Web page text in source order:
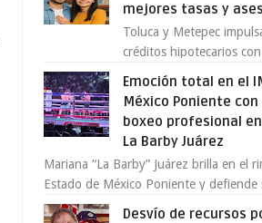
mejores tasas y
Toluca y Metepec
créditos hipotecarios
Emoción total en el
México Poniente
boxeo profesional
La Barby Juárez
Mariana “La Barby” Juárez brilla en el
Estado de México Poniente y
Supergallo La Unidad Deportiva
Desvío de recursos